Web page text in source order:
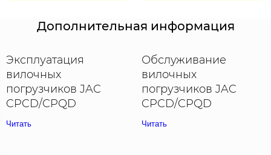
Дополнительная информация
Эксплуатация
вилочных
погрузчиков JAC
CPCD/CPQD
Читать
Обслуживание
вилочных
погрузчиков JAC
CPCD/CPQD
Читать